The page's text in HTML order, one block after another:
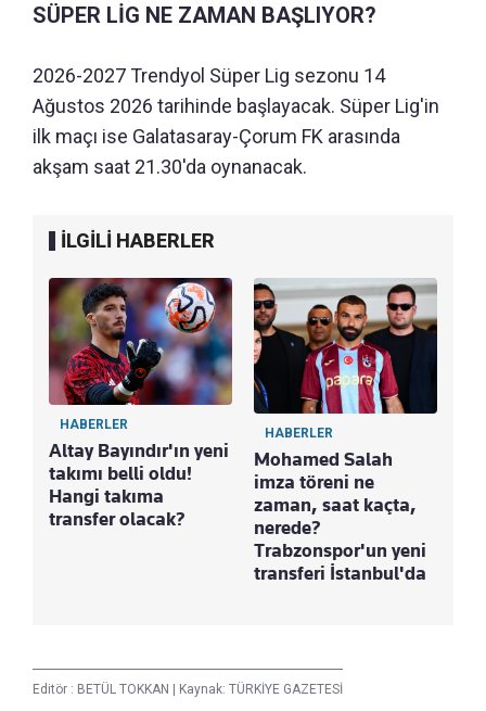
SÜPER LİG NE ZAMAN BAŞLIYOR?
2026-2027 Trendyol Süper Lig sezonu 14
Ağustos 2026 tarihinde başlayacak. Süper Lig'in
ilk maçı ise Galatasaray-Çorum FK arasında
akşam saat 21.30'da oynanacak.
İLGİLİ HABERLER
HABERLER
Altay Bayındır'ın yeni
takımı belli oldu!
Hangi takıma
transfer olacak?
HABERLER
Mohamed Salah
imza töreni ne
zaman, saat kaçta,
nerede?
Trabzonspor'un yeni
transferi İstanbul'da
Editör : BETÜL TOKKAN Kaynak: TÜRKİYE GAZETESİ